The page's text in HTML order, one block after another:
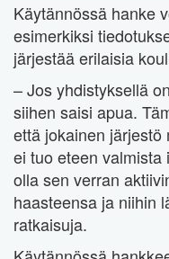
Käytännössä hanke
esimerkiksi
järjestää erilaisia
– Jos yhdistyksellä
siihen saisi apua.
että jokainen
ei tuo eteen
olla sen verran
haasteensa ja niihin
ratkaisuja.